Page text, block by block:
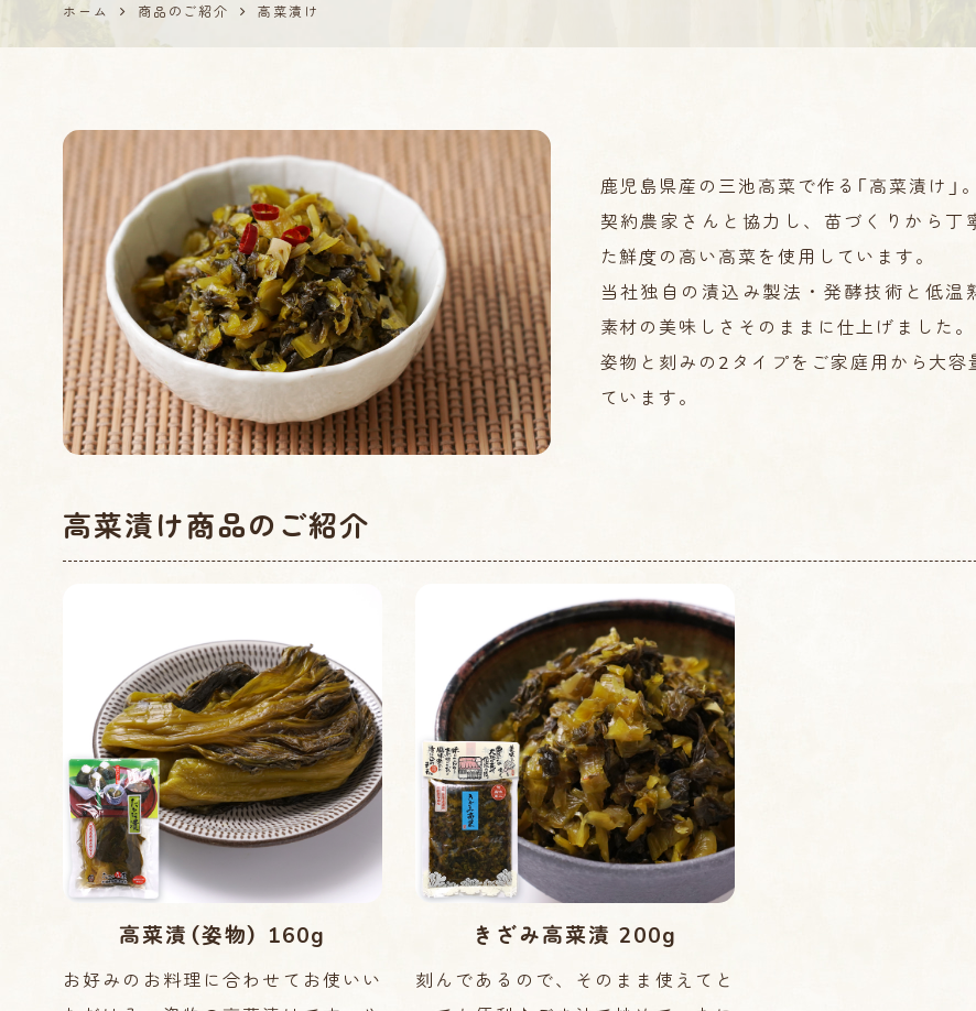
ん、高菜
ホーム 商品のご紹介 高菜漬け
鹿児島県産の三池高菜で作る「高菜漬け」。
契約農家さんと協力し、苗づくりから丁
た鮮度の高い高菜を使用しています。
当社独自の漬込み製法・発酵技術と低温
素材の美味しさそのままに仕上げました。
姿物と刻みの2タイプをご家庭用から大容
ています。
高菜漬け商品のご紹介
高菜漬（姿物） 160g
お好みのお料理に合わせてお使いい
きざみ高菜漬 200g
刻んであるので、そのまま使えてと